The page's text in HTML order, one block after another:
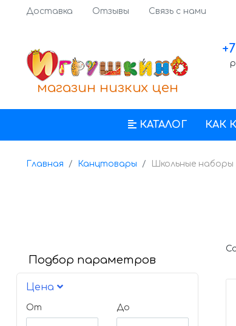
Доставка Отзывы Связь с нами
магазин низких цен
КАТАЛОГ КАК
Главная Канцтовары Школьные наборы
Подбор параметров
Цена
От До